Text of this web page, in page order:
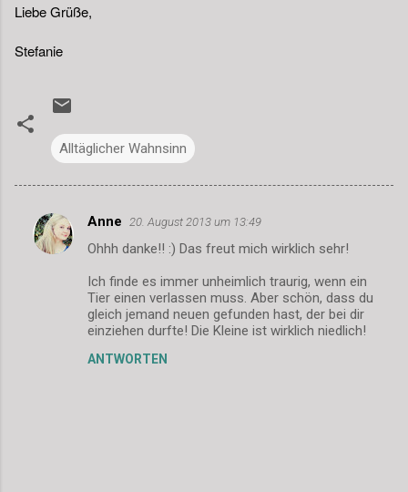
Liebe Grüße,
Stefanie
Alltäglicher Wahnsinn
K
o
Anne 20. August 2013 um 13:49
Ohhh danke!! :) Das freut mich wirklich sehr!
Ich finde es immer unheimlich traurig, wenn ein
Tier einen verlassen muss. Aber schön, dass du
gleich jemand neuen gefunden hast, der bei dir
einziehen durfte! Die Kleine ist wirklich niedlich!
ANTWORTEN